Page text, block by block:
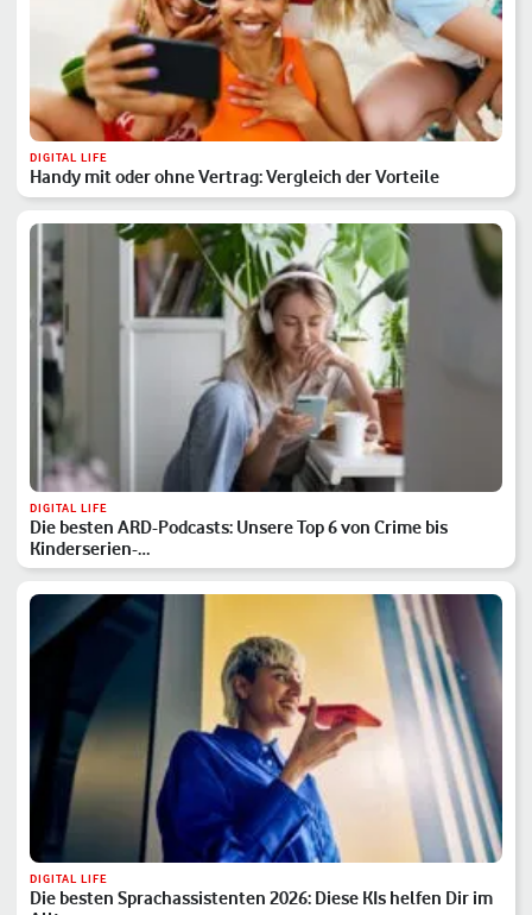
DIGITAL LIFE
Handy mit oder ohne Vertrag: Vergleich der Vorteile
DIGITAL LIFE
Die besten ARD-Podcasts: Unsere Top 6 von Crime bis
Kinderserien-…
DIGITAL LIFE
Die besten Sprachassistenten 2026: Diese KIs helfen Dir im